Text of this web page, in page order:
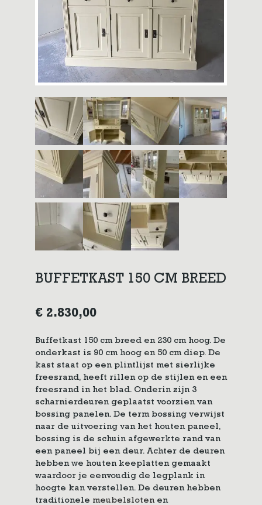
BUFFETKAST 150 CM BREED
€ 2.830,00
Buffetkast 150 cm breed en 230 cm hoog. De
onderkast is 90 cm hoog en 50 cm diep. De
kast staat op een plintlijst met sierlijke
freesrand, heeft rillen op de stijlen en een
freesrand in het blad. Onderin zijn 3
scharnierdeuren geplaatst voorzien van
bossing panelen. De term bossing verwijst
naar de uitvoering van het houten paneel,
bossing is de schuin afgewerkte rand van
een paneel bij een deur. Achter de deuren
hebben we houten keeplatten gemaakt
waardoor je eenvoudig de legplank in
hoogte kan verstellen. De deuren hebben
traditionele meubelslotenen